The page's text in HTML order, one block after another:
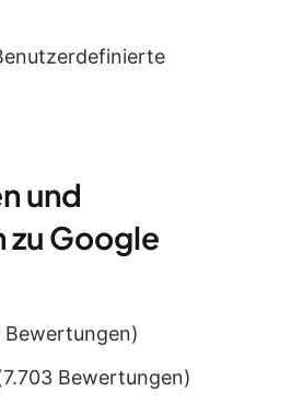
und
zu Google
Bewertungen)